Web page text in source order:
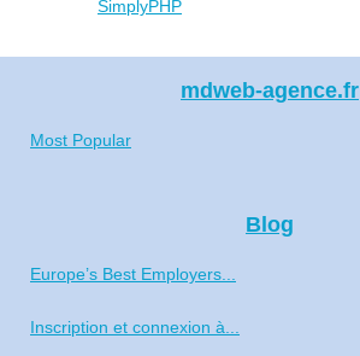
SimplyPHP
mdweb-agence.fr
Most Popular
Blog
Europe’s Best Employers...
Inscription et connexion à...